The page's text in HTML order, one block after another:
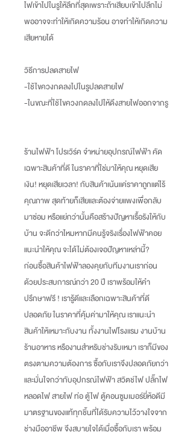
ไฟเข้าไปในรูให้ลึกที่สุดเพราะถ้าเสียบเข้าไปลึกไม่
พออาจจะทำให้เกิดความร้อน อาจทำให้เกิดความ
เสียหายได้
วิธีการปลดสายไฟ
-ใช้ไขควงกดลงไปในรูปลดสายไฟ
-ในขณะที่ใช้ไขควงกดลงไปให้ดึงสายไฟออกจากรู
ร้านไฟฟ้า โปรเวิร์ค จำหน่ายอุปกรณ์ไฟฟ้า คัด
เฉพาะสินค้าที่ดี ในราคาที่ใช่มาให้คุณ หยุดเสีย
เงิน!หยุดเสียเวลา!กับสินค้าเน้นแค่ราคาถูกแต่ไร้
คุณภาพ สุดท้ายก็เสียและต้องจ่ายแพงเพื่อกลับ
มาซ่อม หรือแย่กว่านั้นคือสร้างปัญหาเรื้อรังให้กับ
บ้าน จะดีกว่าไหมหากมีคนรู้จริงเรื่องไฟฟ้าคอย
แนะนำให้คุณ จะได้ไม่ต้องเจอปัญหาเหล่านี้?
ก่อนซื้อสินค้าไฟฟ้าลองคุยกับทีมงานเราก่อน
ด้วยประสบการณ์กว่า20ปี เราพร้อมให้คำ
ปรึกษาฟรี! เรารู้ดีและเลือกเฉพาะสินค้าที่ดี
ปลอดภัย ในราคาที่คุ้มค่ามาให้คุณ เราแนะนำ
สินค้าให้เหมาะกับงาน ทั้งงานไฟโรงแรม งานบ้าน
ร้านอาหาร หรืองานสำหรับช่างรับเหมา เราก็มีของ
ตรงตามความต้องการ ซื้อกับเราจึงปลอดภัยกว่า
และมั่นใจกว่ากับอุปกรณ์ไฟฟ้า สวิตช์ไฟ ปลั๊กไฟ
หลอดไฟ สายไฟ ท่อ ตู้ไฟ ตู้คอนซูมเมอร์ยี่ห้อดีมี
มาตรฐานของแท้ทุกชิ้นที่ได้รับความไว้วางใจจาก
ช่างมืออาชีพ จึงสบายใจได้เมื่อซื้อกับเรา พร้อม